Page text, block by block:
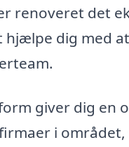
renoveret det
hjælpe dig med
giver dig en
i området,